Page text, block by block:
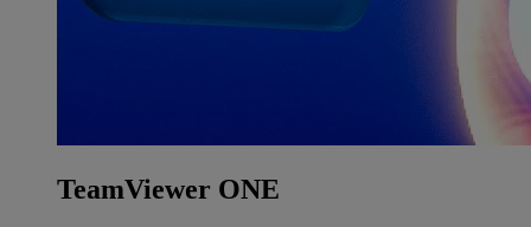
TeamViewer ONE